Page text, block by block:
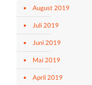
August 2019
Juli 2019
Juni 2019
Mai 2019
April 2019